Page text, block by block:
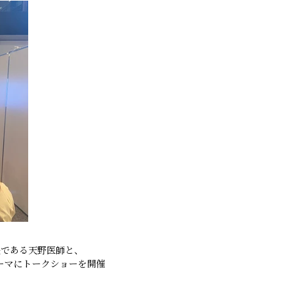
ある天野医師と、
にトークショーを開催